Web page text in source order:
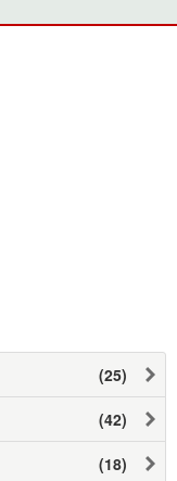
(25)
(42)
(18)